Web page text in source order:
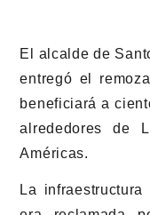
El alcalde de
entregó el
beneficiará a
alrededores de
Américas.
La